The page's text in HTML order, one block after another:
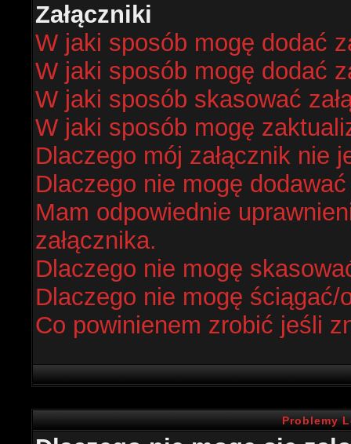
Załączniki
W jaki sposób mogę dodać
W jaki sposób mogę dodać
W jaki sposób skasować
W jaki sposób mogę
Dlaczego mój załącznik nie
Dlaczego nie mogę dodawać
Mam odpowiednie
załącznika.
Dlaczego nie mogę
Dlaczego nie mogę ściągać/
Co powinienem zrobić jeśli
Problemy